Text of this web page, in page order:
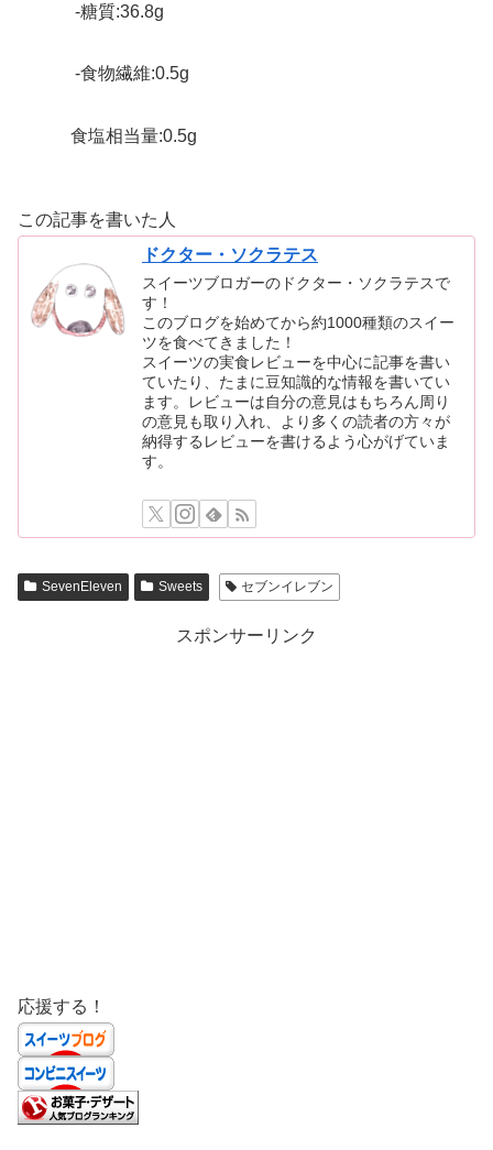
-糖質:36.8g
-食物繊維:0.5g
食塩相当量:0.5g
この記事を書いた人
ドクター・ソクラテス
スイーツブロガーのドクター・ソクラテスで
す！
このブログを始めてから約1000種類のスイー
ツを食べてきました！
スイーツの実食レビューを中心に記事を書い
ていたり、たまに豆知識的な情報を書いてい
ます。レビューは自分の意見はもちろん周り
の意見も取り入れ、より多くの読者の方々が
納得するレビューを書けるよう心がげていま
す。
SevenEleven Sweets セブンイレブン
スポンサーリンク
応援する！